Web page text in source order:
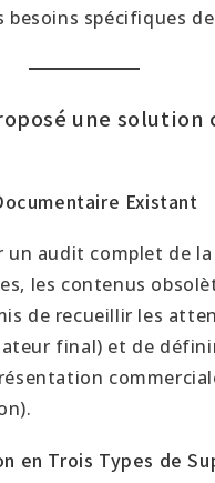
spécifiques
une
Existant
un audit complet de
les contenus
de recueillir les
final) et de
en Trois Types de